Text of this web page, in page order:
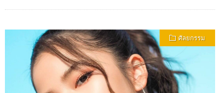
ศัลยกรรม